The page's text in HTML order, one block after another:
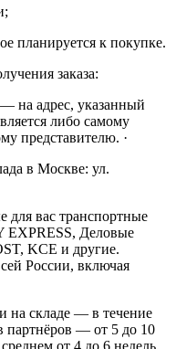
планируется к покупке.
заказа:
— на адрес, указанный
либо самому
представителю. ·
в Москве: ул.
вас транспортные
Деловые
KCE и другие.
России, включая
на складе — в течение
партнёров — от 5 до 10